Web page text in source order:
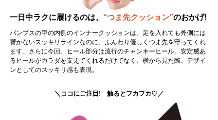
一日中ラクに履けるのは、 “つま先クッション”のおかげ!
パンプスの甲の内側のインナークッションは、足を入れても外側には
響かないスッキリラインなのに、ふんわり優しくつま先を守ってくれ
ます。さらに今回、ヒール部分は流行のチャンキーヒール。安定感あ
るヒールがカラダを支えてくれるだけでなく、横から見た際、デザイ
ンとしてのスッキリ感も表現。
＼ココにご注目! 触るとフカフカ♡／